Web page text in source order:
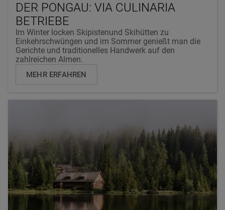
DER PONGAU: VIA CULINARIA
BETRIEBE
Im Winter locken Skipistenund Skihütten zu
Einkehrschwüngen und im Sommer genießt man die
Gerichte und traditionelles Handwerk auf den
zahlreichen Almen.
MEHR ERFAHREN